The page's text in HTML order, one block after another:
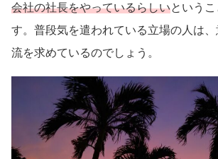
会社の社長をやっているらしいという
す。普段気を遣われている立場の人は
流を求めているのでしょう。